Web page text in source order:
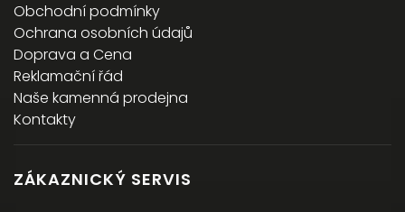
Obchodní podmínky
Ochrana osobních údajů
Doprava a Cena
Reklamační řád
Naše kamenná prodejna
Kontakty
ZÁKAZNICKÝ SERVIS